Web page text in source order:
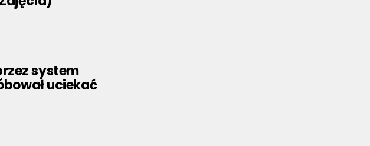
system
uciekać